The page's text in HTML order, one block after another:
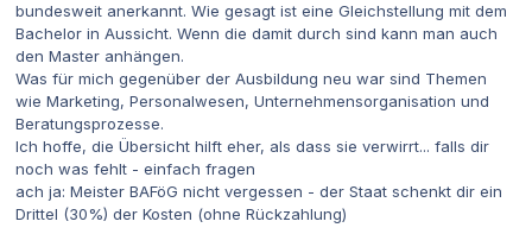
bundesweit anerkannt. Wie gesagt ist eine Gleichstellung mit dem
Bachelor in Aussicht. Wenn die damit durch sind kann man auch
den Master anhängen.
Was für mich gegenüber der Ausbildung neu war sind Themen
wie Marketing, Personalwesen, Unternehmensorganisation und
Beratungsprozesse.
Ich hoffe, die Übersicht hilft eher, als dass sie verwirrt... falls dir
noch was fehlt - einfach fragen
ach ja: Meister BAFöG nicht vergessen - der Staat schenkt dir ein
Drittel (30%) der Kosten (ohne Rückzahlung)